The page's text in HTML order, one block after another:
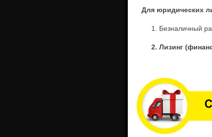
Для юридических
1. Безналичный
2. Лизинг